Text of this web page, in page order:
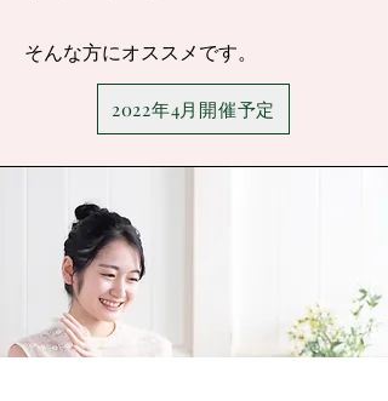
そんな方にオススメです。
2022年4月開催予定